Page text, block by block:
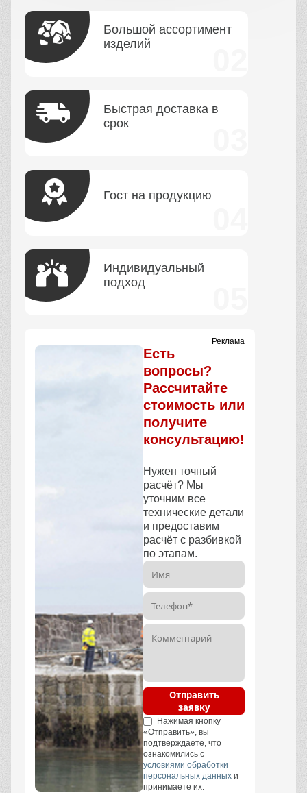
Большой ассортимент
изделий
Быстрая доставка в
срок
Гост на продукцию
Индивидуальный
подход
Реклама
Есть
вопросы?
Рассчитайте
стоимость или
получите
консультацию!
Нужен точный
расчёт? Мы
уточним все
технические детали
и предоставим
расчёт с разбивкой
по этапам.
Отправить
заявку
Нажимая кнопку
«Отправить», вы
подтверждаете, что
ознакомились с
условиями обработки
персональных данных и
принимаете их.